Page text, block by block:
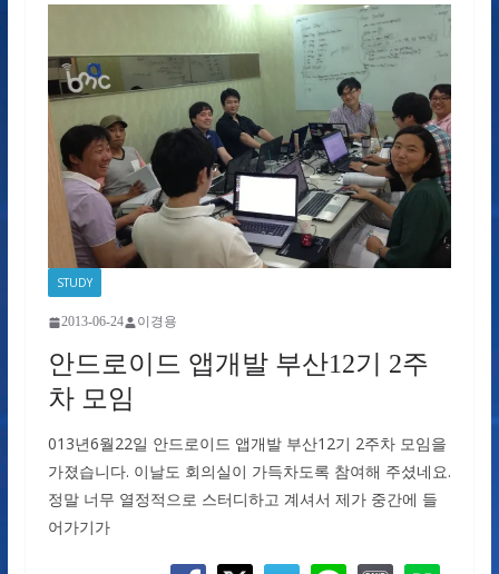
STUDY
2013-06-24 이경용
안드로이드 앱개발 부산12기 2주
차 모임
013년6월22일 안드로이드 앱개발 부산12기 2주차 모임을
가졌습니다. 이날도 회의실이 가득차도록 참여해 주셨네요.
정말 너무 열정적으로 스터디하고 계셔서 제가 중간에 들
어가기가